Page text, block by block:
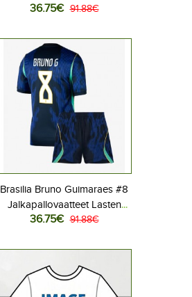
Vieraspeliasu MM-kisat 2026
housut)
36.75€ 91.88€
Brasilia Bruno Guimaraes #8
Jalkapallovaatteet Lasten
Vieraspeliasu MM-kisat 2026
housut)
36.75€ 91.88€